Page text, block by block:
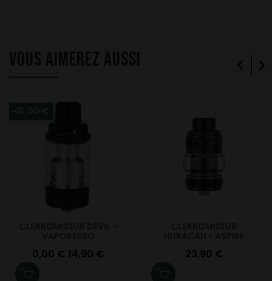

Prix
0,00 € Prix de base
14,90 € Prix
23,90 €
